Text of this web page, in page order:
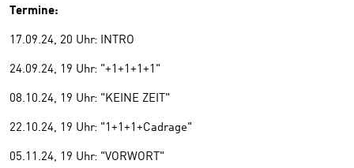
Termine:
17.09.24, 20 Uhr: INTRO
24.09.24, 19 Uhr: "+1+1+1+1"
08.10.24, 19 Uhr: "KEINE ZEIT"
22.10.24, 19 Uhr: "1+1+1+Cadrage"
05.11.24, 19 Uhr: "VORWORT"